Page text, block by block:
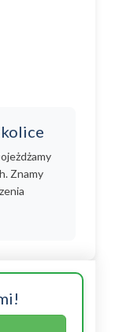
Znamy